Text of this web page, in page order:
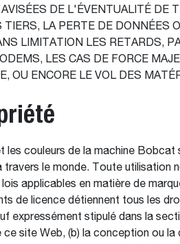
DE L'ÉVENTUALITÉ DE
TIERS, LA PERTE DE DONNÉES
LIMITATION LES RETARDS,
LES CAS DE FORCE
OU ENCORE LE VOL DES
couleurs de la machine Bobcat
travers le monde. Toute
applicables en matière de
de licence détiennent tous les
expressément stipulé dans la
site Web, (b) la conception ou